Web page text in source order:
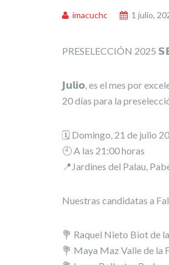
imacuchc 1 julio,
PRESELECCIÓN
𝗝𝘂𝗹𝗶𝗼, es el mes por
20 días para la
🗓️ Domingo, 21 de julio
🕙 A las 21:00 horas
📍Jardines del Palau,
Nuestras candidatas a
💐 Raquel Nieto Biot de
💐 Maya Maz Valle de la